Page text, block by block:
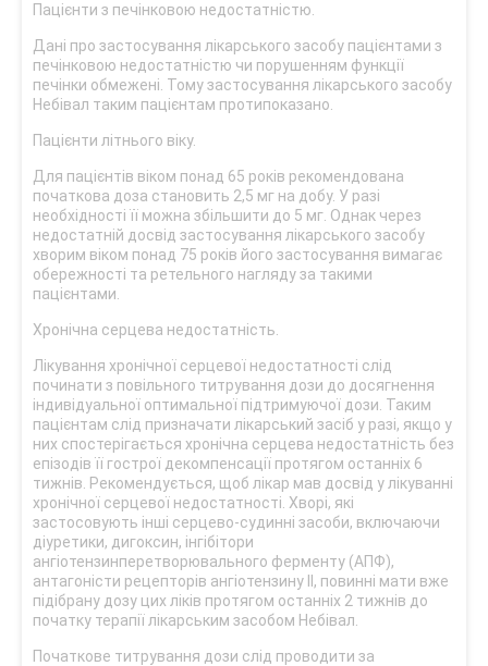
Пацієнти з печінковою недостатністю.
Дані про застосування лікарського засобу пацієнтами з
печінковою недостатністю чи порушенням функції
печінки обмежені. Тому застосування лікарського засобу
Небівал таким пацієнтам протипоказано.
Пацієнти літнього віку.
Для пацієнтів віком понад 65 років рекомендована
початкова доза становить 2,5 мг на добу. У разі
необхідності її можна збільшити до 5 мг. Однак через
недостатній досвід застосування лікарського засобу
хворим віком понад 75 років його застосування вимагає
обережності та ретельного нагляду за такими
пацієнтами.
Хронічна серцева недостатність.
Лікування хронічної серцевої недостатності слід
починати з повільного титрування дози до досягнення
індивідуальної оптимальної підтримуючої дози. Таким
пацієнтам слід призначати лікарський засіб у разі, якщо у
них спостерігається хронічна серцева недостатність без
епізодів її гострої декомпенсації протягом останніх 6
тижнів. Рекомендується, щоб лікар мав досвід у лікуванні
хронічної серцевої недостатності. Хворі, які
застосовують інші серцево-судинні засоби, включаючи
діуретики, дигоксин, інгібітори
ангіотензинперетворювального ферменту (АПФ),
антагоністи рецепторів ангіотензину ІІ, повинні мати вже
підібрану дозу цих ліків протягом останніх 2 тижнів до
початку терапії лікарським засобом Небівал.
Початкове титрування дози слід проводити за